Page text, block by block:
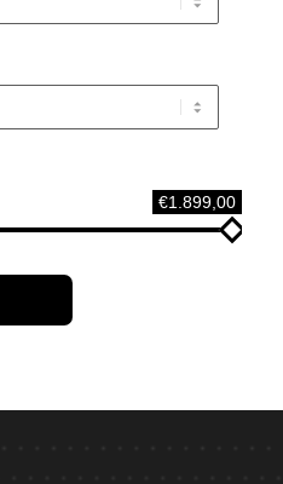
€1.899,00